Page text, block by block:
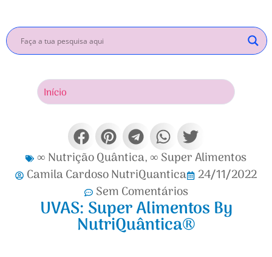
Início
∞ Nutrição Quântica,∞ Super Alimentos
Camila Cardoso NutriQuantica
24/11/2022
Sem Comentários
UVAS: Super Alimentos By
NutriQuântica®